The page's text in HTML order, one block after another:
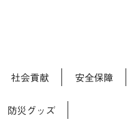
社会貢献 安全保障
防災グッズ